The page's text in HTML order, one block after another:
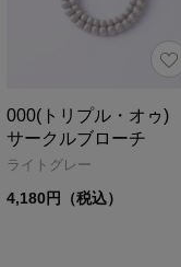
000(トリプル・オゥ)
サークルブローチ
ライトグレー
4,180円（税込）